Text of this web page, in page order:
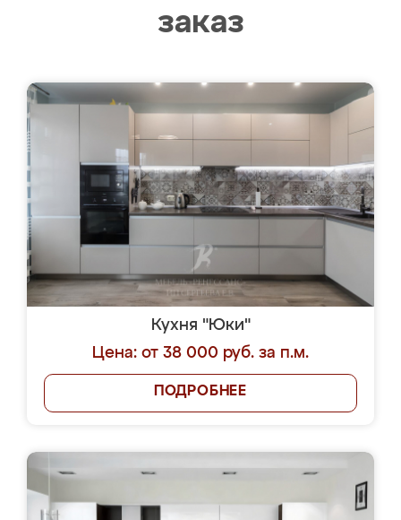
заказ
Кухня "Юки"
Цена: от 38 000 руб. за п.м.
ПОДРОБНЕЕ